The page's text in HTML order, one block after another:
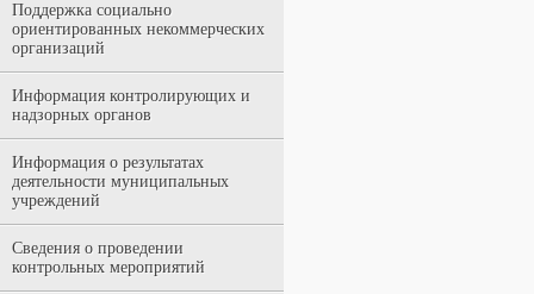
Поддержка социально
ориентированных некоммерческих
организаций
Информация контролирующих и
надзорных органов
Информация о результатах
деятельности муниципальных
учреждений
Сведения о проведении
контрольных мероприятий